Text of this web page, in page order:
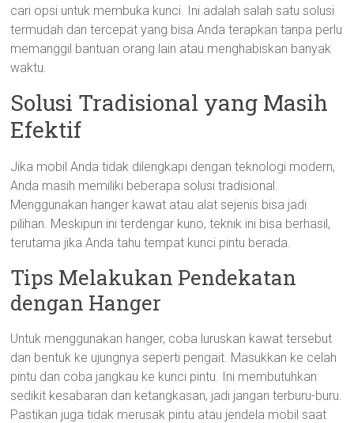
cari opsi untuk membuka kunci. Ini adalah salah satu solusi
termudah dan tercepat yang bisa Anda terapkan tanpa perlu
memanggil bantuan orang lain atau menghabiskan banyak
waktu.
Solusi Tradisional yang Masih
Efektif
Jika mobil Anda tidak dilengkapi dengan teknologi modern,
Anda masih memiliki beberapa solusi tradisional.
Menggunakan hanger kawat atau alat sejenis bisa jadi
pilihan. Meskipun ini terdengar kuno, teknik ini bisa berhasil,
terutama jika Anda tahu tempat kunci pintu berada.
Tips Melakukan Pendekatan
dengan Hanger
Untuk menggunakan hanger, coba luruskan kawat tersebut
dan bentuk ke ujungnya seperti pengait. Masukkan ke celah
pintu dan coba jangkau ke kunci pintu. Ini membutuhkan
sedikit kesabaran dan ketangkasan, jadi jangan terburu-buru.
Pastikan juga tidak merusak pintu atau jendela mobil saat